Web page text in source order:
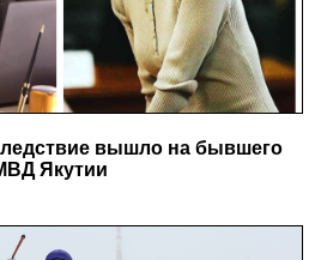
вышло на бывшего
Якутии